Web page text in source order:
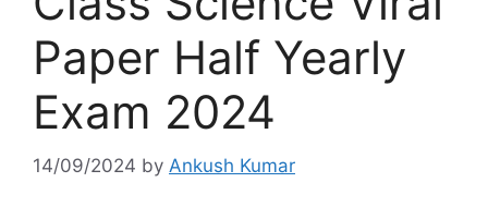
Paper Half Yearly
Exam 2024
14/09/2024 by Ankush Kumar